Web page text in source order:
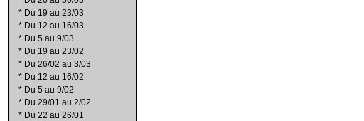
* Du 19 au 23/03
* Du 12 au 16/03
* Du 5 au 9/03
* Du 19 au 23/02
* Du 26/02 au 3/03
* Du 12 au 16/02
* Du 5 au 9/02
* Du 29/01 au 2/02
* Du 22 au 26/01